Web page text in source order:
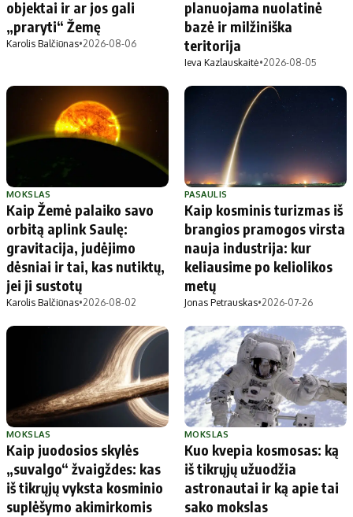
objektai ir ar jos gali
„praryti“ Žemę
Karolis Balčiūnas•2026-08-06
planuojama nuolatinė
bazė ir milžiniška
teritorija
Ieva Kazlauskaitė•2026-08-05
MOKSLAS
Kaip Žemė palaiko savo
orbitą aplink Saulę:
gravitacija, judėjimo
dėsniai ir tai, kas nutiktų,
jei ji sustotų
Karolis Balčiūnas•2026-08-02
PASAULIS
Kaip kosminis turizmas iš
brangios pramogos virsta
nauja industrija: kur
keliausime po keliolikos
metų
Jonas Petrauskas•2026-07-26
MOKSLAS
Kaip juodosios skylės
„suvalgo“ žvaigždes: kas
iš tikrųjų vyksta kosminio
suplėšymo akimirkomis
MOKSLAS
Kuo kvepia kosmosas: ką
iš tikrųjų užuodžia
astronautai ir ką apie tai
sako mokslas